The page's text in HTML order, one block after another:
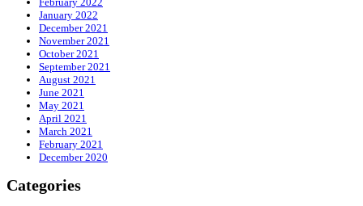
January 2022
December 2021
November 2021
October 2021
September 2021
August 2021
June 2021
May 2021
April 2021
March 2021
February 2021
December 2020
Categories